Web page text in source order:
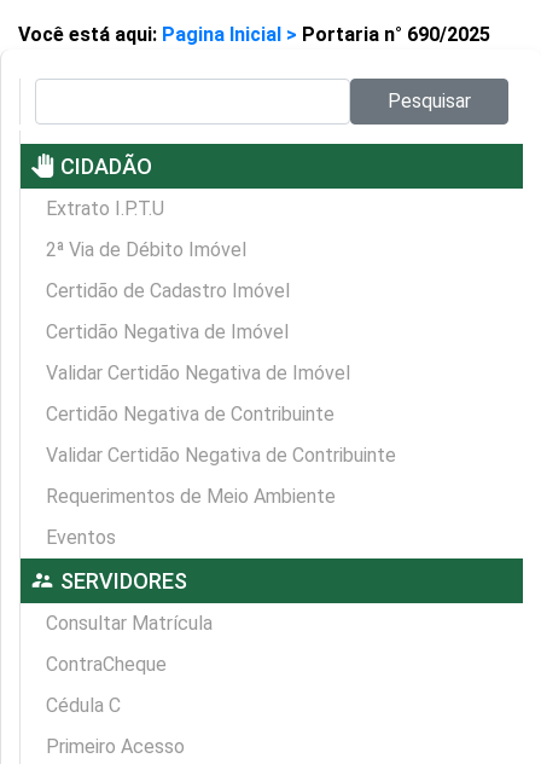
Você está aqui: Pagina Inicial > Portaria n° 690/2025
Pesquisar
pan_tool CIDADÃO
Extrato I.P.T.U
2ª Via de Débito Imóvel
Certidão de Cadastro Imóvel
Certidão Negativa de Imóvel
Validar Certidão Negativa de Imóvel
Certidão Negativa de Contribuinte
Validar Certidão Negativa de Contribuinte
Requerimentos de Meio Ambiente
Eventos
supervisor_account SERVIDORES
Consultar Matrícula
ContraCheque
Cédula C
Primeiro Acesso